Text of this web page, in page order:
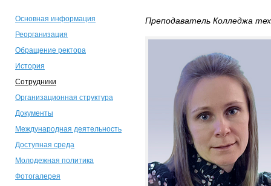
Основная информация
Реорганизация
Обращение ректора
История
Сотрудники
Организационная структура
Документы
Международная деятельность
Доступная среда
Молодежная политика
Фотогалерея
Преподаватель Колледжа